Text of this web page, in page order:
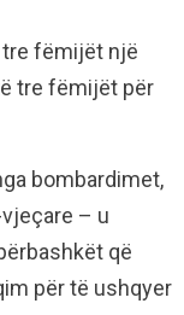
tre fëmijët një
tre fëmijët për
bombardimet,
– u
që
për të ushqyer